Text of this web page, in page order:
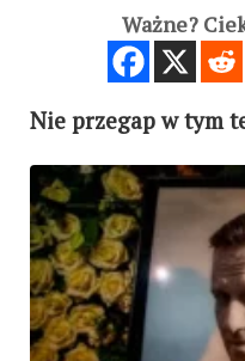
Ważne?
Nie przegap w tym